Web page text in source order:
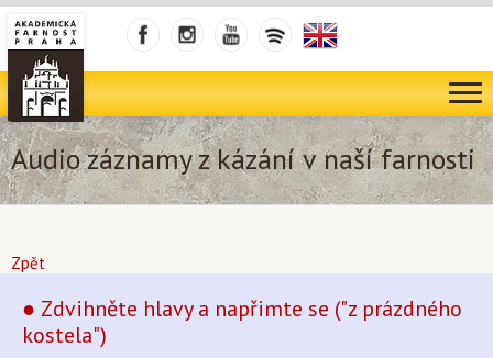
Audio záznamy z kázání v naší farnosti
Zpět
● Zdvihněte hlavy a napřimte se ("z prázdného
kostela")